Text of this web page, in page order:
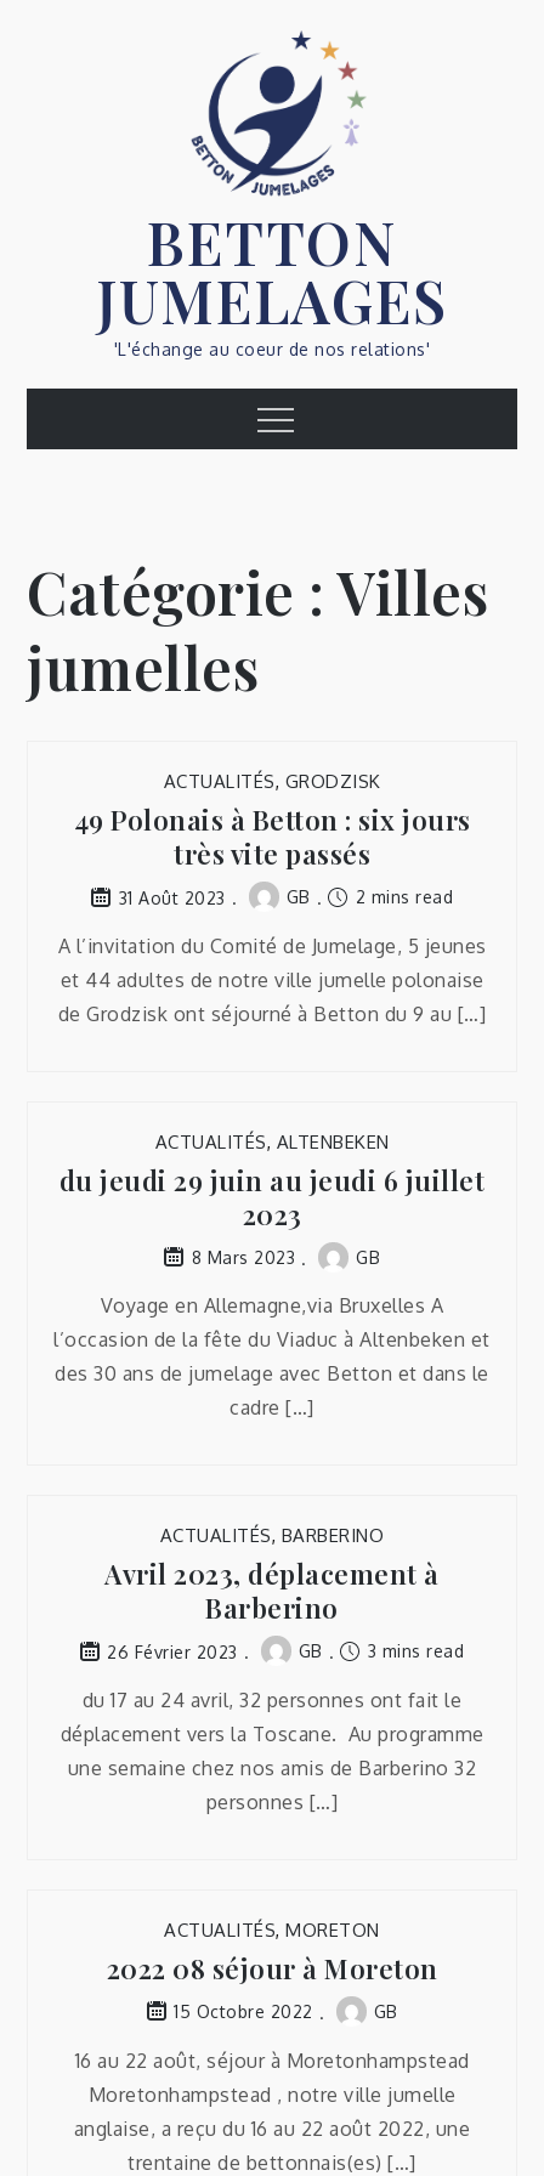
BETTON
JUMELAGES
'L'échange au coeur de nos relations'
Menu
Catégorie :Villes
jumelles
ACTUALITÉS, GRODZISK
49 Polonais à Betton : six jours
très vite passés
31 Août 2023 GB 2 mins read
A l’invitation du Comité de Jumelage, 5 jeunes
et 44 adultes de notre ville jumelle polonaise
de Grodzisk ont séjourné à Betton du 9 au […]
ACTUALITÉS, ALTENBEKEN
du jeudi 29 juin au jeudi 6 juillet
2023
8 Mars 2023 GB
Voyage en Allemagne,via Bruxelles A
l’occasion de la fête du Viaduc à Altenbeken et
des 30 ans de jumelage avec Betton et dans le
cadre […]
ACTUALITÉS, BARBERINO
Avril 2023, déplacement à
Barberino
26 Février 2023 GB 3 mins read
du 17 au 24 avril, 32 personnes ont fait le
déplacement vers la Toscane. Au programme
une semaine chez nos amis de Barberino 32
personnes […]
ACTUALITÉS,MORETON
2022 08 séjour à Moreton
15 Octobre 2022 GB
16 au 22 août, séjour à Moretonhampstead
Moretonhampstead , notre ville jumelle
anglaise, a reçu du 16 au 22 août 2022, une
trentaine de bettonnais(es) […]